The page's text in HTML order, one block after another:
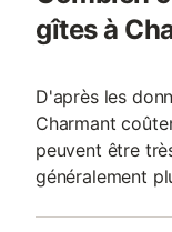
gîtes à
D'après les
Charmant
peuvent être
généralement